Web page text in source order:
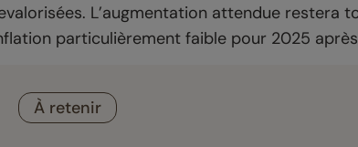
L’augmentation attendue restera
particulièrement faible pour 2025
À retenir